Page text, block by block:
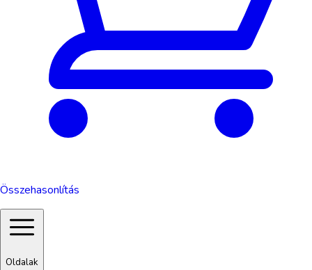
Összehasonlítás
Oldalak